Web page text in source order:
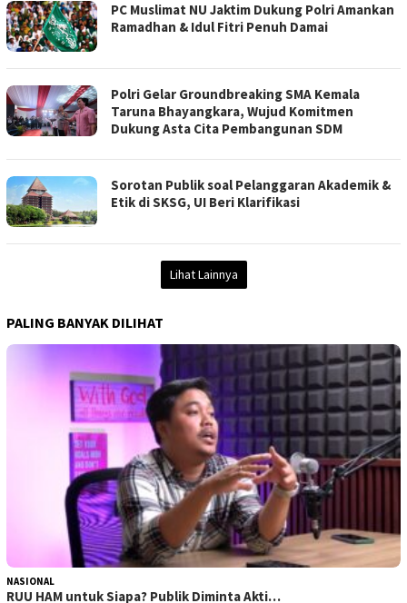
PC Muslimat NU Jaktim Dukung Polri Amankan
Ramadhan & Idul Fitri Penuh Damai
Polri Gelar Groundbreaking SMA Kemala
Taruna Bhayangkara, Wujud Komitmen
Dukung Asta Cita Pembangunan SDM
Sorotan Publik soal Pelanggaran Akademik &
Etik di SKSG, UI Beri Klarifikasi
Lihat Lainnya
PALING BANYAK DILIHAT
NASIONAL
RUU HAM untuk Siapa? Publik Diminta Akti…